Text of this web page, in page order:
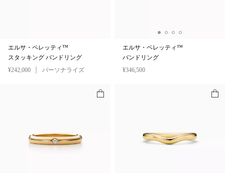
エルサ・ペレッティ™
スタッキング バンドリング
¥242,000
パーソナライズ
エルサ・ペレッティ™
バンドリング
¥346,500